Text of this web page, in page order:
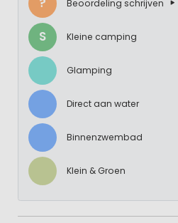
Beoordeling schrijven
S Kleine camping
Glamping
Direct aan water
Binnenzwembad
Klein & Groen